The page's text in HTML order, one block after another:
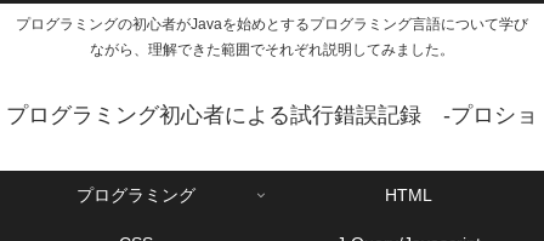
プログラミングの初心者がJavaを始めとするプログラミング言語について学び
ながら、理解できた範囲でそれぞれ説明してみました。
プログラミング初心者による試行錯誤記録 -プロショ
プログラミング HTML